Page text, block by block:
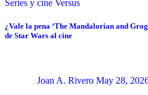
Series y cine Versus
¿Vale la pena ‘The Mandalorian and
de Star Wars al cine
Joan A. Rivero May 28,